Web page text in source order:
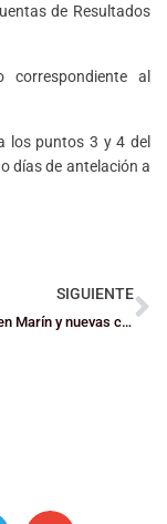
de Resultados
al
los puntos 3 y 4 del
días de antelación a
SIGUIENTE
Resultados en Marín y nuevas convocatorias de las selecciones de Euskadi Mini